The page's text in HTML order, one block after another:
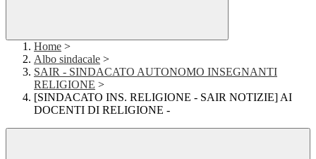
Home >
Albo sindacale >
SAIR - SINDACATO AUTONOMO INSEGNANTI
RELIGIONE >
[SINDACATO INS. RELIGIONE - SAIR NOTIZIE] AI
DOCENTI DI RELIGIONE -